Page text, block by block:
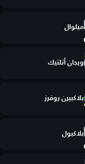
ميلوال
ويجان أتلتيك
بلاكبيرن روفرز
بلاكبول